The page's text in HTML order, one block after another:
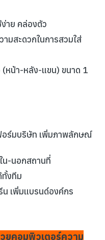
ง่าย คล่องตัว
มสะดวกในการสวมใส่
(หน้า-หลัง-แขน) ขนาด 1
อร์มบริษัท เพิ่มภาพลักษณ์
น-นอกสถานที่
ทั้งทีม
น เพิ่มแบรนด์องค์กร
ยคอมพิวเตอร์ความ